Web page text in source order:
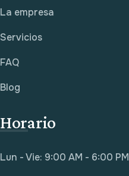
La empresa
Servicios
FAQ
Blog
Horario
Lun - Vie: 9:00 AM - 6:00 PM